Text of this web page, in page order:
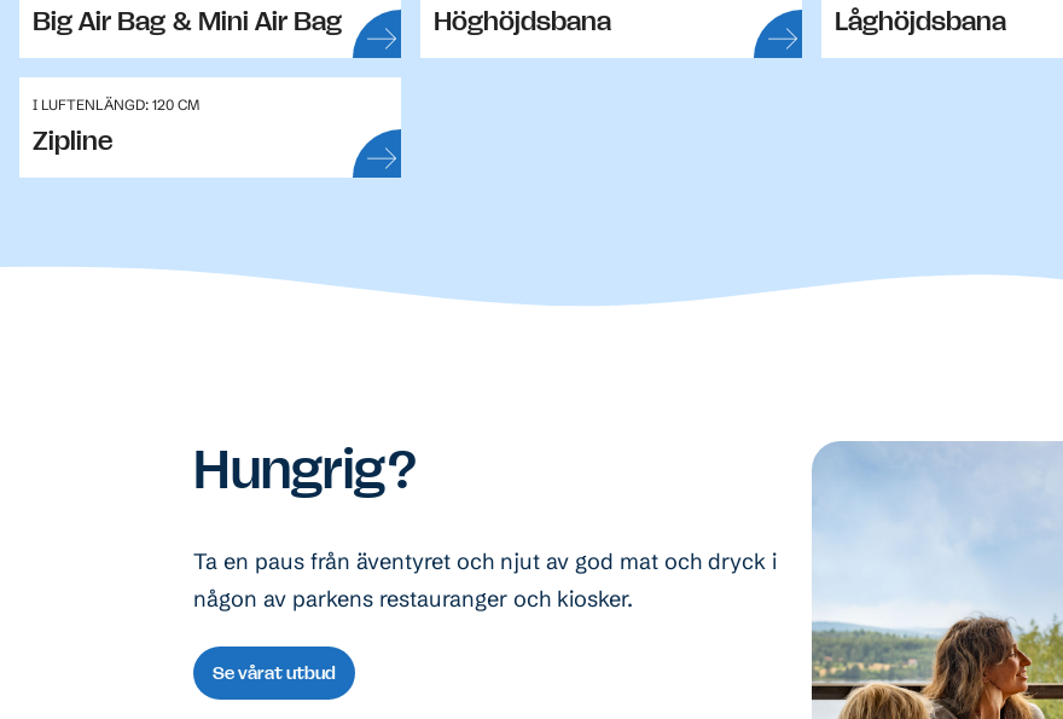
Big Air Bag & Mini Air Bag Höghöjdsbana Låghöjdsbana
I LUFTENLÄNGD: 120 CM
Zipline
Hungrig?
Ta en paus från äventyret och njut av god mat och dryck i
någon av parkens restauranger och kiosker.
Se vårat utbud